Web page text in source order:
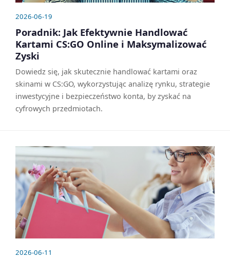
2026-06-19
Poradnik: Jak Efektywnie Handlować
Kartami CS:GO Online i Maksymalizować
Zyski
Dowiedz się, jak skutecznie handlować kartami oraz
skinami w CS:GO, wykorzystując analizę rynku, strategie
inwestycyjne i bezpieczeństwo konta, by zyskać na
cyfrowych przedmiotach.
2026-06-11